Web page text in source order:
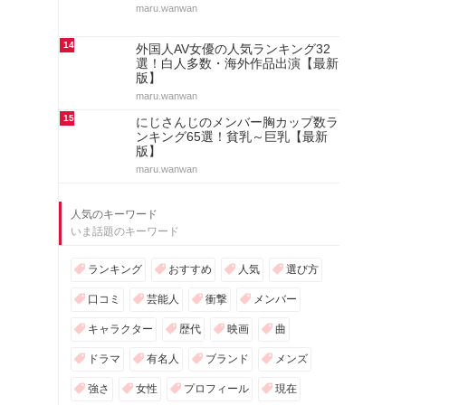
maru.wanwan
14
外国人AV女優の人気ランキング32
選！白人多数・海外作品出演【最新
版】
maru.wanwan
15
にじさんじのメンバー胸カップ数ラ
ンキング65選！貧乳～巨乳【最新
版】
maru.wanwan
人気のキーワード
いま話題のキーワード
ランキング おすすめ 人気 選び方
口コミ 芸能人 衝撃 メンバー
キャラクター 歴代 映画 曲
ドラマ 有名人 ブランド メンズ
強さ 女性 プロフィール 現在